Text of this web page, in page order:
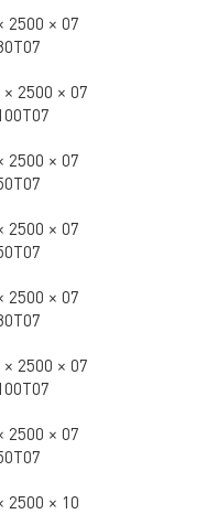
2500 × 07
2500 × 07
2500 × 07
2500 × 07
2500 × 07
2500 × 07
2500 × 07
2500 × 10